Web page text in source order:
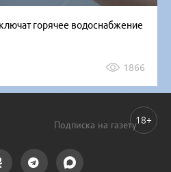
горячее водоснабжение
1866
Подписка на газету18+